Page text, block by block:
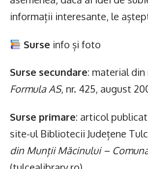
informații interesante, le
Surse info și foto
Surse secundare: material
Formula AS, nr. 425, august
Surse primare: articol
site-ul Bibliotecii Județene
din Munții Măcinului –